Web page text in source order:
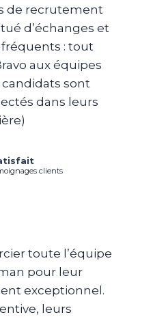
de recrutement
d’échanges et
: tout
aux équipes
candidats sont
dans leurs
clients
toute l’équipe
pour leur
exceptionnel.
leurs